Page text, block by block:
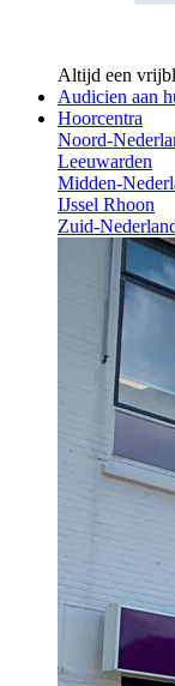
Altijd een
Audicien aan
Hoorcentra
Noord-
Leeuwarden
Midden-
IJssel Rhoon
Zuid-